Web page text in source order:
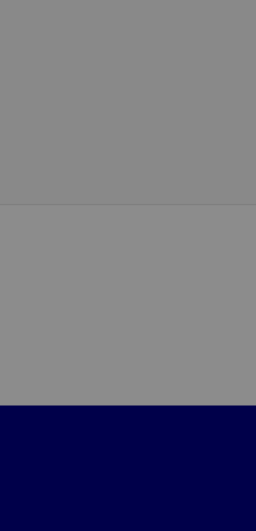
코인
욱
스
7월
마